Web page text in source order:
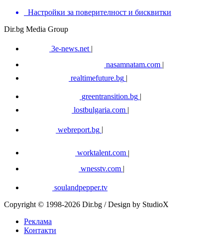
Настройки за поверителност и бисквитки
Dir.bg Media Group
3e-news.net |
nasamnatam.com |
realtimefuture.bg |
greentransition.bg |
lostbulgaria.com |
webreport.bg
worktalent.com |
wnesstv.com |
soulandpepper.tv
Copyright © 1998-2026 Dir.bg / Design by StudioX
Реклама
Контакти